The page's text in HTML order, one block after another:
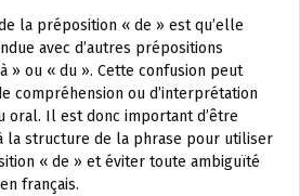
la préposition « de » est qu’elle
avec d’autres prépositions
» ou « du ». Cette confusion peut
compréhension ou d’interprétation
oral. Il est donc important d’être
la structure de la phrase pour utiliser
« de » et éviter toute ambiguïté
français.